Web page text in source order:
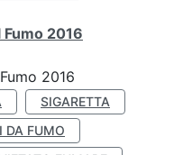
2016
2016
SIGARETTA
DA FUMO